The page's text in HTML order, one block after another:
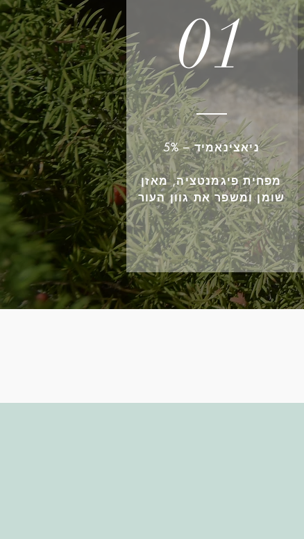
01
ניאצינאמיד – 5%
מפחית פיגמנטציה, מאזן
שומן ומשפר את גוון העור